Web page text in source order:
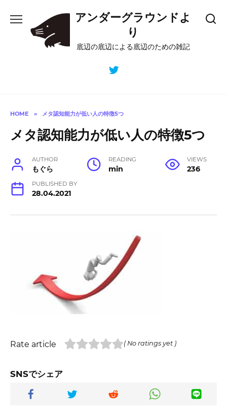
content
アンダーグラウンドよ
り
底辺の底辺による底辺のための雑記
HOME » メタ認知能力が低い人の特徴5つ
メタ認知能力が低い人の特徴5つ
AUTHOR
もぐら
READING
min
VIEWS
236
PUBLISHED BY
28.04.2021
Rate article ( No ratings yet )
SNSでシェア